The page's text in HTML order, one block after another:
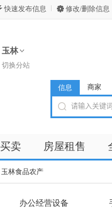
快速发布信息 修改/删除信息
玉林
切换分站
信息 商家
卖 房屋租售
玉林食品农产
办公经营设备